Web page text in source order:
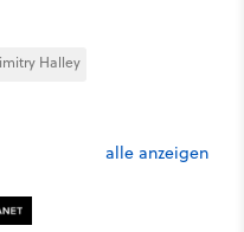
Halley
alle anzeigen